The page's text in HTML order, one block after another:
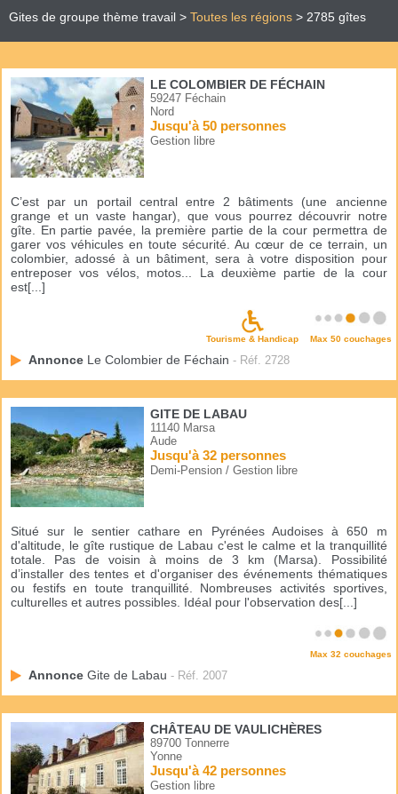
Gites de groupe thème travail > Toutes les régions > 2785 gîtes
LE COLOMBIER DE FÉCHAIN
59247 Féchain
Nord
Jusqu'à 50 personnes
Gestion libre
C’est par un portail central entre 2 bâtiments (une ancienne
grange et un vaste hangar), que vous pourrez découvrir notre
gîte. En partie pavée, la première partie de la cour permettra de
garer vos véhicules en toute sécurité. Au cœur de ce terrain, un
colombier, adossé à un bâtiment, sera à votre disposition pour
entreposer vos vélos, motos... La deuxième partie de la cour
est[...]
Tourisme & Handicap Max 50 couchages
Annonce Le Colombier de Féchain - Réf. 2728
GITE DE LABAU
11140 Marsa
Aude
Jusqu'à 32 personnes
Demi-Pension / Gestion libre
Situé sur le sentier cathare en Pyrénées Audoises à 650 m
d'altitude, le gîte rustique de Labau c'est le calme et la tranquillité
totale. Pas de voisin à moins de 3 km (Marsa). Possibilité
d’installer des tentes et d'organiser des événements thématiques
ou festifs en toute tranquillité. Nombreuses activités sportives,
culturelles et autres possibles. Idéal pour l'observation des[...]
Max 32 couchages
Annonce Gite de Labau - Réf. 2007
CHÂTEAU DE VAULICHÈRES
89700 Tonnerre
Yonne
Jusqu'à 42 personnes
Gestion libre